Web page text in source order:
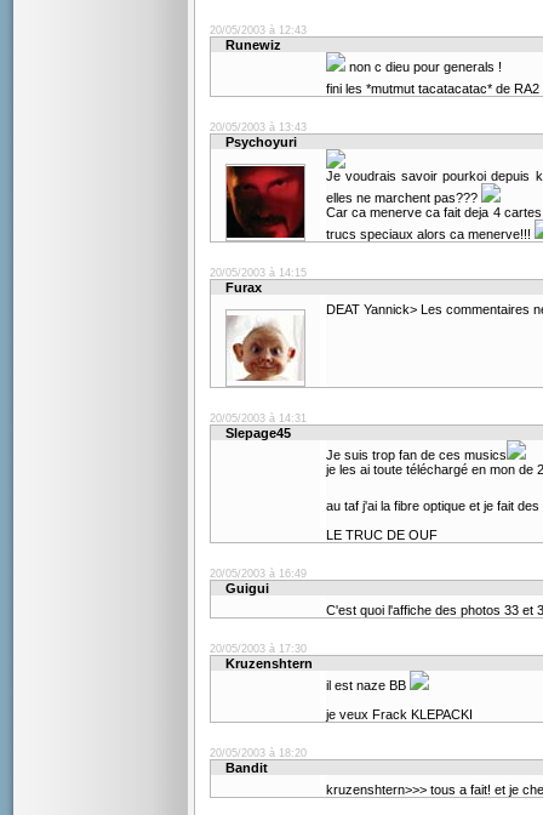
20/05/2003 à 12:43
Runewiz
non c dieu pour generals !
fini les *mutmut tacatacatac* de
20/05/2003 à 13:43
Psychoyuri
Je voudrais savoir pourkoi depuis
elles ne marchent pas???
Car ca menerve ca fait deja 4
trucs speciaux alors ca menerve!!!
20/05/2003 à 14:15
Furax
DEAT Yannick> Les commentaires
20/05/2003 à 14:31
Slepage45
Je suis trop fan de ces musics
je les ai toute téléchargé en mon de
au taf j'ai la fibre optique et je fait
LE TRUC DE OUF
20/05/2003 à 16:49
Guigui
C'est quoi l'affiche des photos 33 et
20/05/2003 à 17:30
Kruzenshtern
il est naze BB
je veux Frack KLEPACKI
20/05/2003 à 18:20
Bandit
kruzenshtern>>> tous a fait! et je